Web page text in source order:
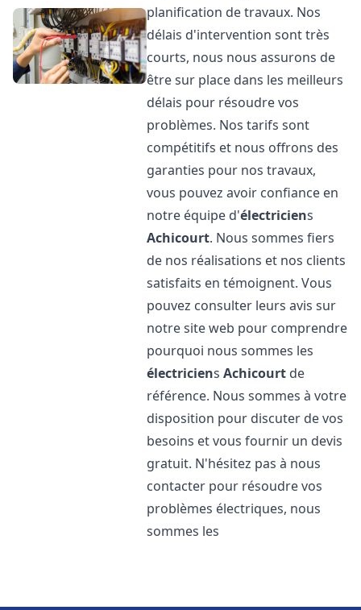
planification de travaux. Nos
délais d'intervention sont très
courts, nous nous assurons de
être sur place dans les meilleurs
délais pour résoudre vos
problèmes. Nos tarifs sont
compétitifs et nous offrons des
garanties pour nos travaux,
vous pouvez avoir confiance en
notre équipe d'électriciens
Achicourt. Nous sommes fiers
de nos réalisations et nos clients
satisfaits en témoignent. Vous
pouvez consulter leurs avis sur
notre site web pour comprendre
pourquoi nous sommes les
électriciensAchicourt de
référence. Nous sommes à votre
disposition pour discuter de vos
besoins et vous fournir un devis
gratuit. N'hésitez pas à nous
contacter pour résoudre vos
problèmes électriques, nous
sommes les